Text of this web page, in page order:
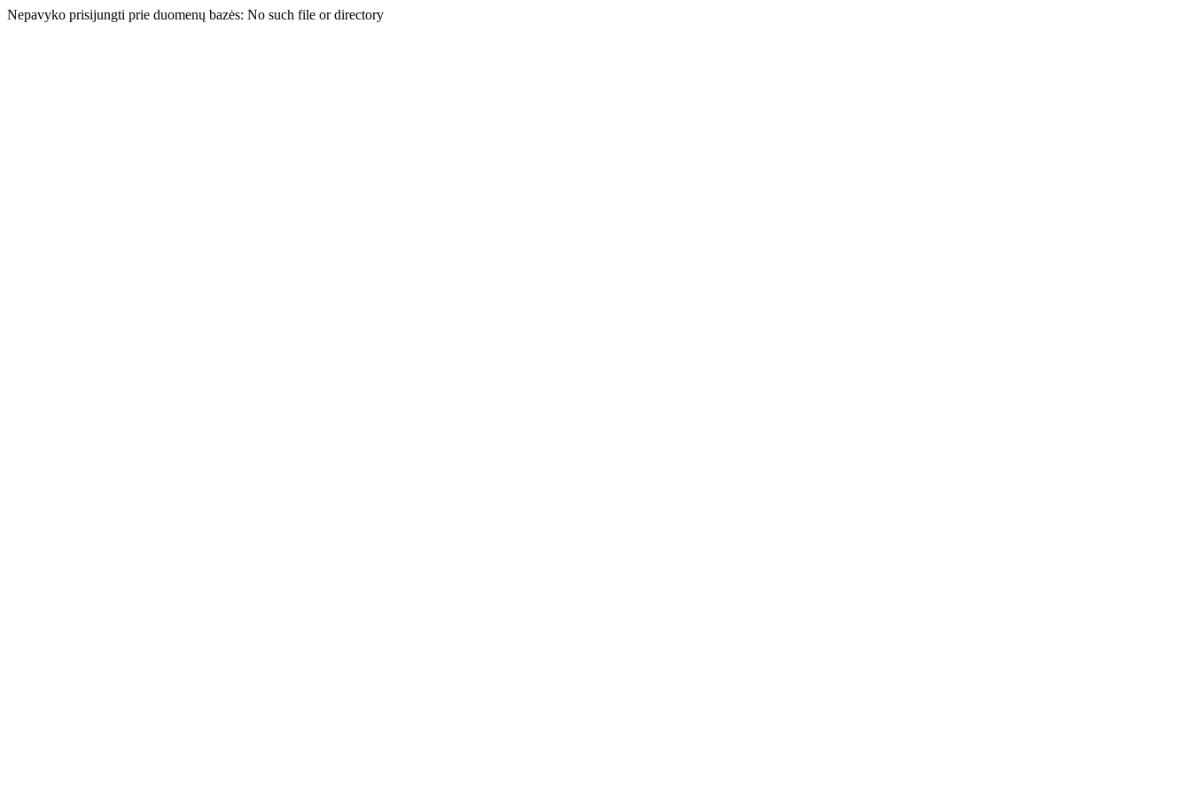
Nepavyko prisijungti prie duomenų bazės: No such file or directory